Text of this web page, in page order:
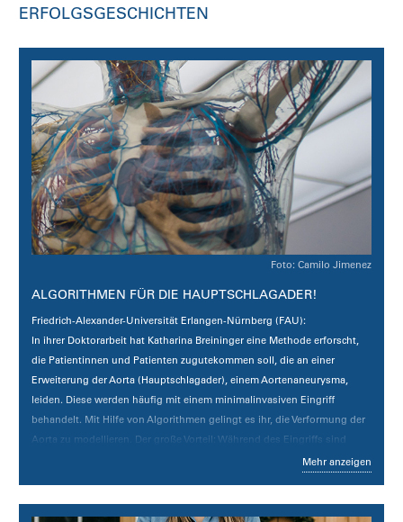
ERFOLGSGESCHICHTEN
Foto: Camilo Jimenez
ALGORITHMEN FÜR DIE HAUPTSCHLAGADER!
Friedrich-Alexander-Universität Erlangen-Nürnberg (FAU):
In ihrer Doktorarbeit hat Katharina Breininger eine Methode erforscht,
die Patientinnen und Patienten zugutekommen soll, die an einer
Erweiterung der Aorta (Hauptschlagader), einem Aortenaneurysma,
leiden. Diese werden häufig mit einem minimalinvasiven Eingriff
behandelt. Mit Hilfe von Algorithmen gelingt es ihr, die Verformung der
Aorta zu modellieren. Der große Vorteil: Während des Eingriffs sind
weniger Aufnahmen und weniger Kontrastmittel nötig. Mittlerweile
Mehr anzeigen